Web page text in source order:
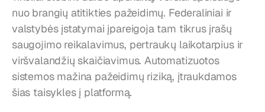
nuo brangių atitikties pažeidimų. Federaliniai ir
valstybės įstatymai įpareigoja tam tikrus įrašų
saugojimo reikalavimus, pertraukų laikotarpius ir
viršvalandžių skaičiavimus. Automatizuotos
sistemos mažina pažeidimų riziką, įtraukdamos
šias taisykles į platformą.